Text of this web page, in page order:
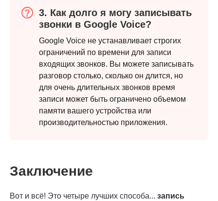
Шаг 4.
3. Как долго я могу записывать
звонки в Google Voice?
Google Voice не устанавливает строгих
ограничений по времени для записи
входящих звонков. Вы можете записывать
разговор столько, сколько он длится, но
для очень длительных звонков время
записи может быть ограничено объемом
памяти вашего устройства или
производительностью приложения.
Заключение
Вот и всё! Это четыре лучших способа... запись